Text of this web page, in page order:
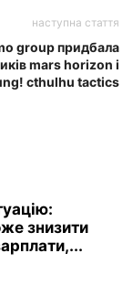
наступна стаття
group придбала
mars horizon і
cthulhu tactics
знизити